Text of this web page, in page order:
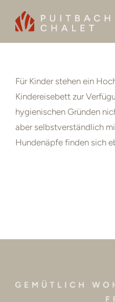
Für Kinder stehen ein
Kindereisebett zur
hygienischen Gründen
aber selbstverständlich
Hundenäpfe finden sich